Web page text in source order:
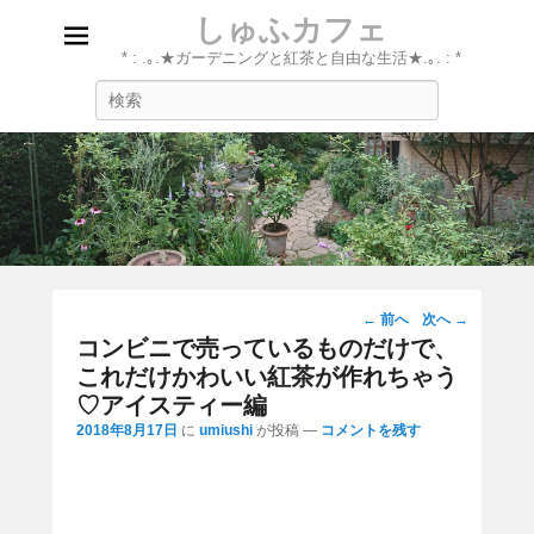
しゅふカフェ
* : .｡.★ガーデニングと紅茶と自由な生活★.｡. : *
投
稿
ナ
ゲ
← 前へ 次へ →
コンビニで売っているものだけで、
これだけかわいい紅茶が作れちゃう
♡アイスティー編
2018年8月17日 に umiushi が投稿 — コメントを残す